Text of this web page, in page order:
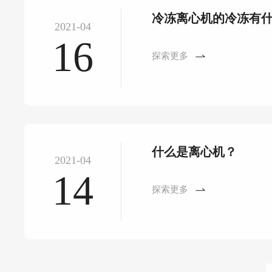
2021-04
16
冷冻离心机的冷冻有
探索更多
2021-04
14
什么是离心机？
探索更多